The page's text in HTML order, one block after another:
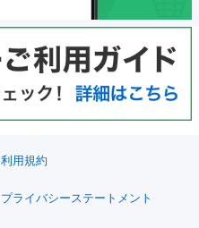
利用規約
プライバシーステートメント